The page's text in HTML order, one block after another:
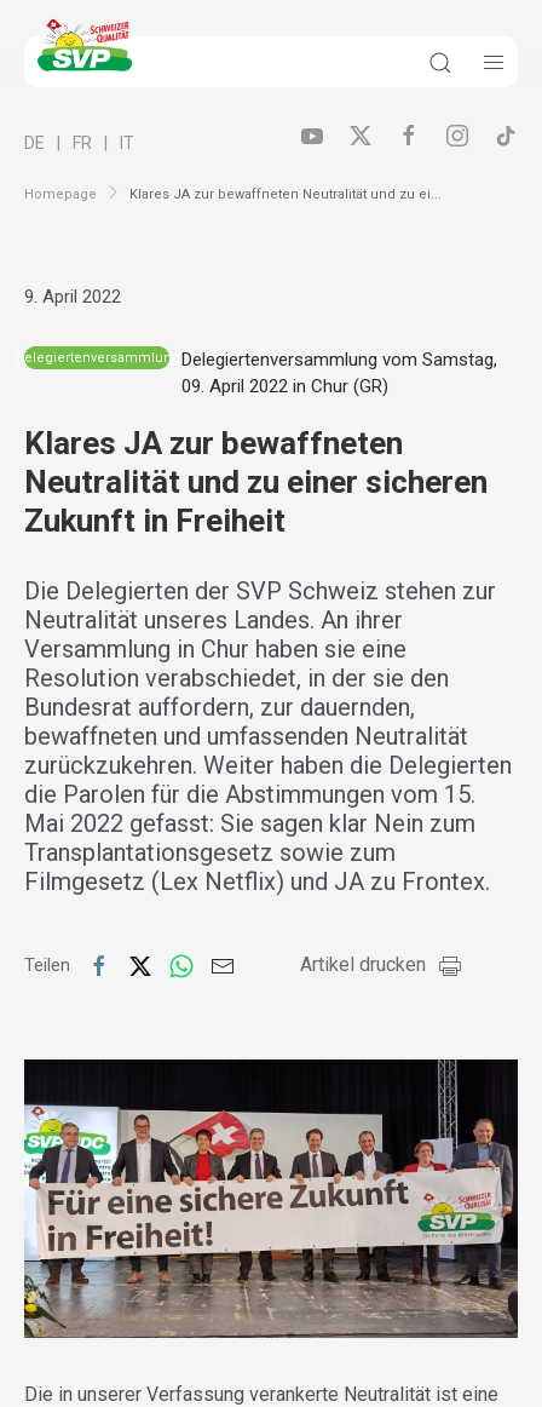
Homepage Klares JA zur bewaffneten Neutralität und zu ei...
DE FR IT
9. April 2022
Delegiertenversammlung
Delegiertenversammlung vom Samstag,
09. April 2022 in Chur (GR)
Klares JA zur bewaffneten
Neutralität und zu einer sicheren
Zukunft in Freiheit
Die Delegierten der SVP Schweiz stehen zur
Neutralität unseres Landes. An ihrer
Versammlung in Chur haben sie eine
Resolution verabschiedet, in der sie den
Bundesrat auffordern, zur dauernden,
bewaffneten und umfassenden Neutralität
zurückzukehren. Weiter haben die Delegierten
die Parolen für die Abstimmungen vom 15.
Mai 2022 gefasst: Sie sagen klar Nein zum
Transplantationsgesetz sowie zum
Filmgesetz (Lex Netflix) und JA zu Frontex.
Teilen Artikel drucken
Die in unserer Verfassung verankerte Neutralität ist eine